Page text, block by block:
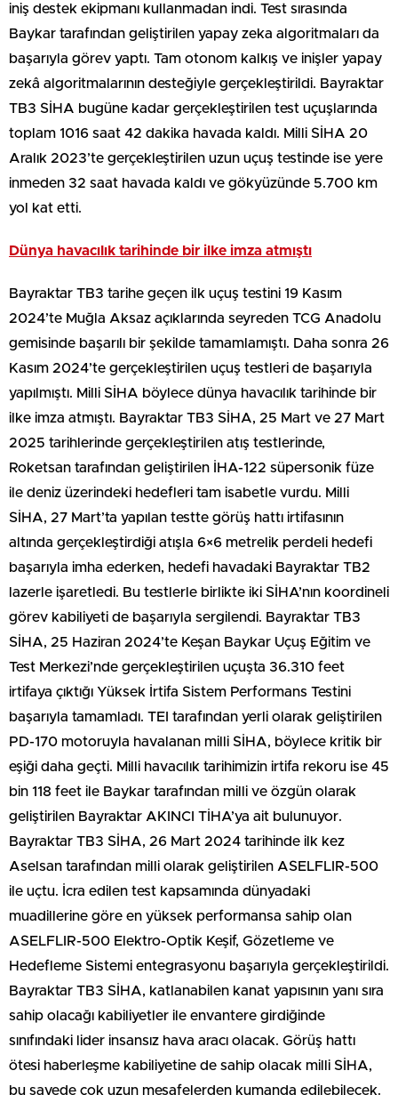
iniş destek ekipmanı kullanmadan indi. Test sırasında
Baykar tarafından geliştirilen yapay zeka algoritmaları da
başarıyla görev yaptı. Tam otonom kalkış ve inişler yapay
zekâ algoritmalarının desteğiyle gerçekleştirildi. Bayraktar
TB3 SİHA bugüne kadar gerçekleştirilen test uçuşlarında
toplam 1016 saat 42 dakika havada kaldı. Milli SİHA 20
Aralık 2023’te gerçekleştirilen uzun uçuş testinde ise yere
inmeden 32 saat havada kaldı ve gökyüzünde 5.700 km
yol kat etti.
Dünya havacılık tarihinde bir ilke imza atmıştı
Bayraktar TB3 tarihe geçen ilk uçuş testini 19 Kasım
2024’te Muğla Aksaz açıklarında seyreden TCG Anadolu
gemisinde başarılı bir şekilde tamamlamıştı. Daha sonra 26
Kasım 2024’te gerçekleştirilen uçuş testleri de başarıyla
yapılmıştı. Milli SİHA böylece dünya havacılık tarihinde bir
ilke imza atmıştı. Bayraktar TB3 SİHA, 25 Mart ve 27 Mart
2025 tarihlerinde gerçekleştirilen atış testlerinde,
Roketsan tarafından geliştirilen İHA-122 süpersonik füze
ile deniz üzerindeki hedefleri tam isabetle vurdu. Milli
SİHA, 27 Mart’ta yapılan testte görüş hattı irtifasının
altında gerçekleştirdiği atışla 6×6 metrelik perdeli hedefi
başarıyla imha ederken, hedefi havadaki Bayraktar TB2
lazerle işaretledi. Bu testlerle birlikte iki SİHA’nın koordineli
görev kabiliyeti de başarıyla sergilendi. Bayraktar TB3
SİHA, 25 Haziran 2024’te Keşan Baykar Uçuş Eğitim ve
Test Merkezi’nde gerçekleştirilen uçuşta 36.310 feet
irtifaya çıktığı Yüksek İrtifa Sistem Performans Testini
başarıyla tamamladı. TEI tarafından yerli olarak geliştirilen
PD-170 motoruyla havalanan milli SİHA, böylece kritik bir
eşiği daha geçti. Milli havacılık tarihimizin irtifa rekoru ise 45
bin 118 feet ile Baykar tarafından milli ve özgün olarak
geliştirilen Bayraktar AKINCI TİHA’ya ait bulunuyor.
Bayraktar TB3 SİHA, 26 Mart 2024 tarihinde ilk kez
Aselsan tarafından milli olarak geliştirilen ASELFLIR-500
ile uçtu. İcra edilen test kapsamında dünyadaki
muadillerine göre en yüksek performansa sahip olan
ASELFLIR-500 Elektro-Optik Keşif, Gözetleme ve
Hedefleme Sistemi entegrasyonu başarıyla gerçekleştirildi.
Bayraktar TB3 SİHA, katlanabilen kanat yapısının yanı sıra
sahip olacağı kabiliyetler ile envantere girdiğinde
sınıfındaki lider insansız hava aracı olacak. Görüş hattı
ötesi haberleşme kabiliyetine de sahip olacak milli SİHA,
bu sayede çok uzun mesafelerden kumanda edilebilecek.